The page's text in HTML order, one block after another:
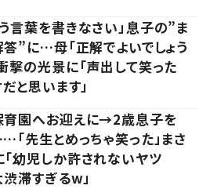
言葉を書きなさい」息子の”ま
”に…母「正解でよいでしょう
撃の光景に「声出して笑った
だと思います」
育園へお迎えに→2歳息子を
先生とめっちゃ笑った」まさ
幼児しか許されないヤツ
渋滞すぎるw」